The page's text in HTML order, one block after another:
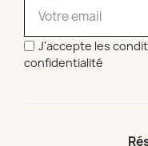
J'accepte les
confidentialité